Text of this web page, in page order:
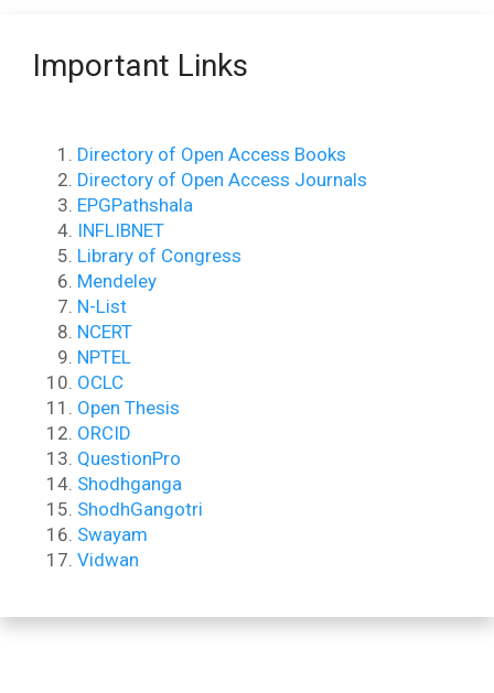
Important Links
Directory of Open Access Books
Directory of Open Access Journals
EPGPathshala
INFLIBNET
Library of Congress
Mendeley
N-List
NCERT
NPTEL
OCLC
Open Thesis
ORCID
QuestionPro
Shodhganga
ShodhGangotri
Swayam
Vidwan